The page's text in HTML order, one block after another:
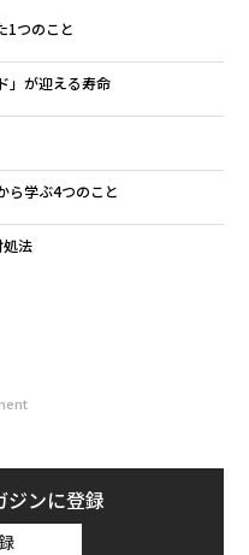
1つのこと
」が迎える寿命
学ぶ4つのこと
法
ジンに登録